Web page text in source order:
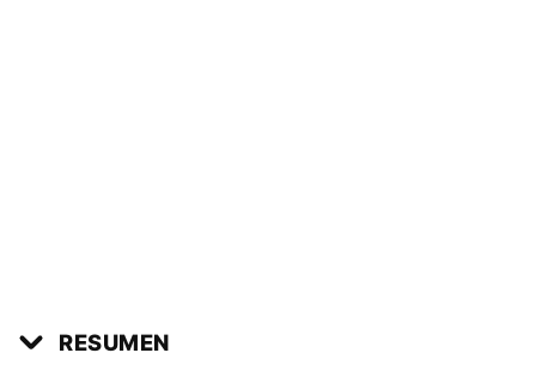
RESUMEN